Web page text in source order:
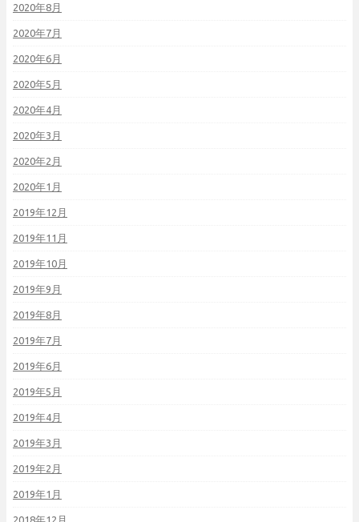
2020年8月
2020年7月
2020年6月
2020年5月
2020年4月
2020年3月
2020年2月
2020年1月
2019年12月
2019年11月
2019年10月
2019年9月
2019年8月
2019年7月
2019年6月
2019年5月
2019年4月
2019年3月
2019年2月
2019年1月
2018年12月